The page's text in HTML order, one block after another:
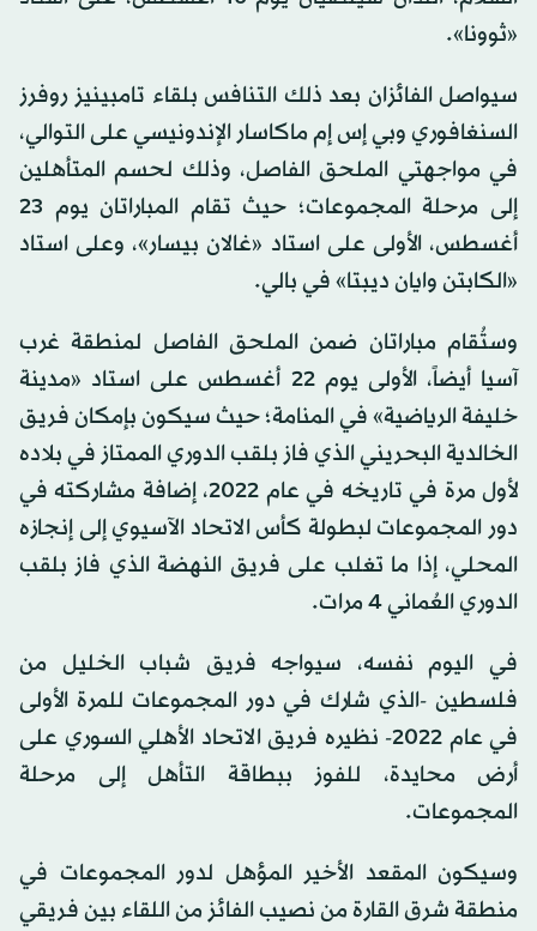
«ثوونا».
سيواصل الفائزان بعد ذلك التنافس بلقاء تامبينيز روفرز
السنغافوري وبي إس إم ماكاسار الإندونيسي على التوالي،
في مواجهتي الملحق الفاصل، وذلك لحسم المتأهلين
إلى مرحلة المجموعات؛ حيث تقام المباراتان يوم 23
أغسطس، الأولى على استاد «غالان بيسار»، وعلى استاد
«الكابتن وايان ديبتا» في بالي.
وستُقام مباراتان ضمن الملحق الفاصل لمنطقة غرب
آسيا أيضاً، الأولى يوم 22 أغسطس على استاد «مدينة
خليفة الرياضية» في المنامة؛ حيث سيكون بإمكان فريق
الخالدية البحريني الذي فاز بلقب الدوري الممتاز في بلاده
لأول مرة في تاريخه في عام 2022، إضافة مشاركته في
دور المجموعات لبطولة كأس الاتحاد الآسيوي إلى إنجازه
المحلي، إذا ما تغلب على فريق النهضة الذي فاز بلقب
الدوري العُماني 4 مرات.
في اليوم نفسه، سيواجه فريق شباب الخليل من
فلسطين -الذي شارك في دور المجموعات للمرة الأولى
في عام 2022- نظيره فريق الاتحاد الأهلي السوري على
أرض محايدة، للفوز ببطاقة التأهل إلى مرحلة
المجموعات.
وسيكون المقعد الأخير المؤهل لدور المجموعات في
منطقة شرق القارة من نصيب الفائز من اللقاء بين فريقي